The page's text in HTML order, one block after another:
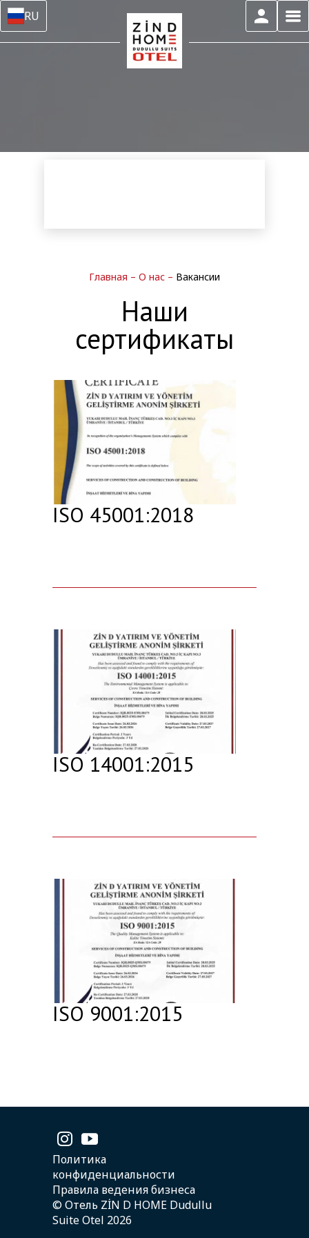
RU
Главная – О нас – Вакансии
Наши
сертификаты
ISO 45001:2018
ISO 14001:2015
ISO 9001:2015
© Отель ZİN D HOME Dudullu
Suite Otel 2026
Политика
конфиденциальности
Правила ведения бизнеса